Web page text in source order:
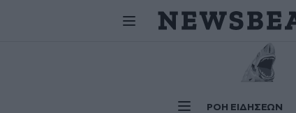
Σήμερα γιορτάζουν:
ΡΟΗ ΕΙΔΗΣΕΩΝ